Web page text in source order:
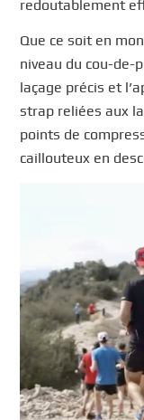
redoutablement
Que ce soit en
niveau du cou-de-
laçage précis et
strap reliées aux
points de
caillouteux en